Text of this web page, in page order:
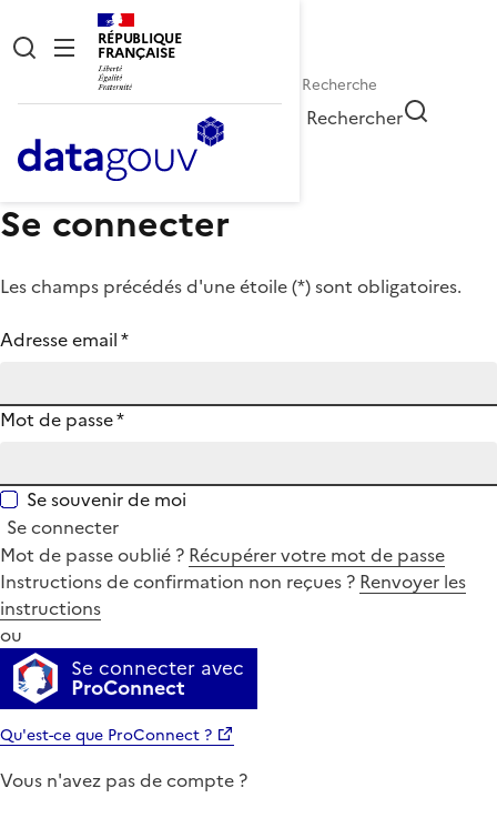
RÉPUBLIQUE
FRANÇAISE
Rechercher
Se connecter
Les champs précédés d'une étoile (*) sont obligatoires.
Adresse email*
Mot de passe*
Se souvenir de moi
Se connecter
Mot de passe oublié ? Récupérer votre mot de passe
Instructions de confirmation non reçues ? Renvoyer les
instructions
ou
Se connecter avec
ProConnect
Qu'est-ce que ProConnect ?
Vous n'avez pas de compte ?